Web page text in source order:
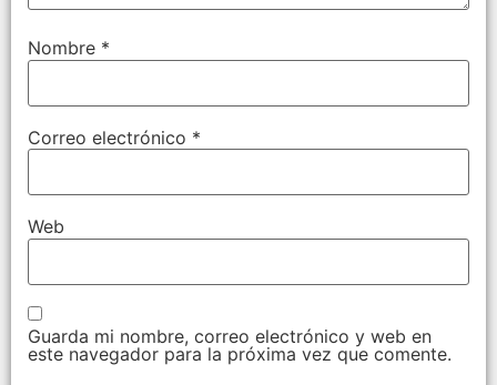
Nombre *
Correo electrónico *
Web
Guarda mi nombre, correo electrónico y web en
este navegador para la próxima vez que comente.